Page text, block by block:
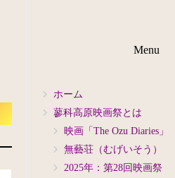
Menu
ホーム
蓼科高原映画祭とは
映画「The Ozu Diaries」
無藝荘（むげいそう）
2025年：第28回映画祭